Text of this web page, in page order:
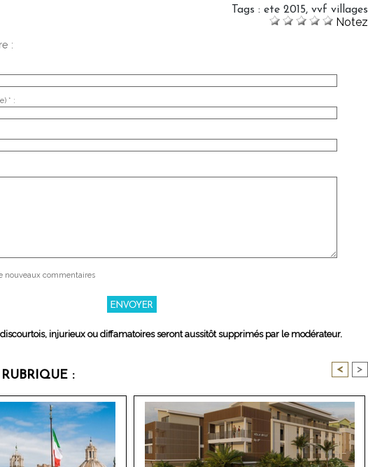
Tags : ete 2015, vvf villages
Notez
:
* :
nouveaux commentaires
injurieux ou diffamatoires seront aussitôt supprimés par le modérateur.
: < >